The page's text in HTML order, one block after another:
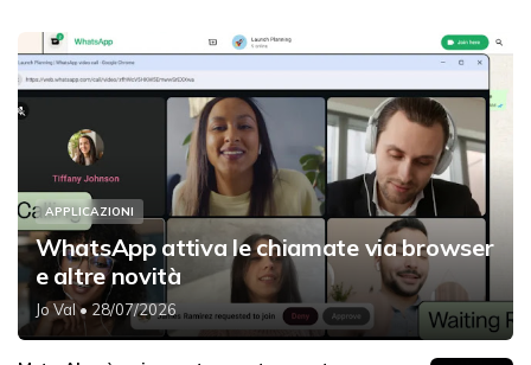
APPLICAZIONI
WhatsApp attiva le chiamate via browser
e altre novità
Jo Val• 28/07/2026